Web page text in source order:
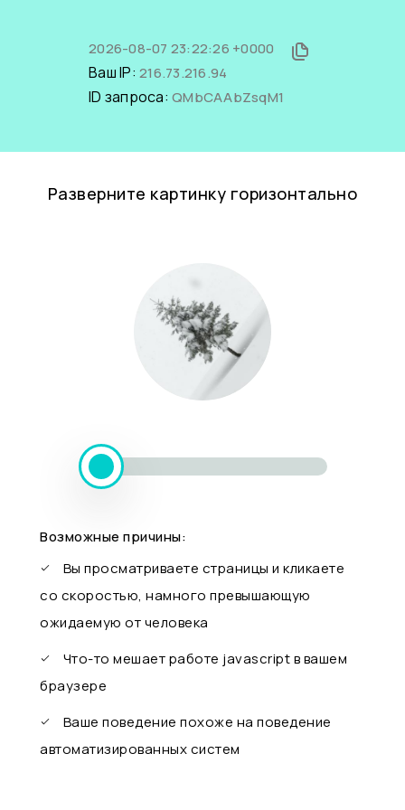
2026-08-07 23:22:26 +0000
Ваш IP: 216.73.216.94
ID запроса: QMbCAAbZsqM1
Разверните картинку горизонтально
Возможные причины:
Вы просматриваете страницы и кликаете
со скоростью, намного превышающую
ожидаемую от человека
Что-то мешает работе javascript в вашем
браузере
Ваше поведение похоже на поведение
автоматизированных систем